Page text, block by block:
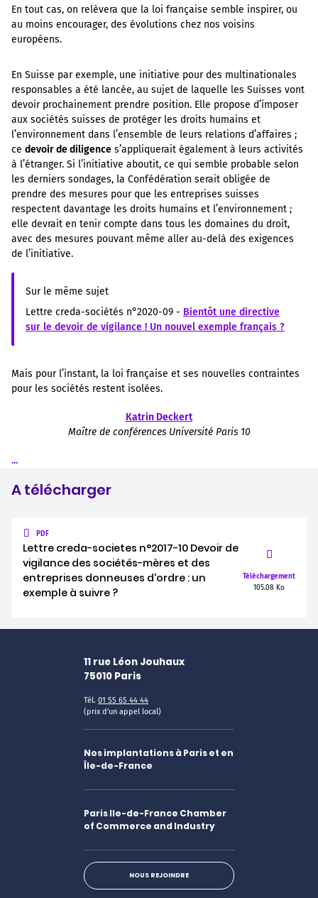
En tout cas, on relèvera que la loi française semble inspirer, ou
au moins encourager, des évolutions chez nos voisins
européens.
En Suisse par exemple, une initiative pour des multinationales
responsables a été lancée, au sujet de laquelle les Suisses vont
devoir prochainement prendre position. Elle propose d’imposer
aux sociétés suisses de protéger les droits humains et
l’environnement dans l’ensemble de leurs relations d’affaires ;
ce devoir de diligence s’appliquerait également à leurs activités
à l’étranger. Si l’initiative aboutit, ce qui semble probable selon
les derniers sondages, la Confédération serait obligée de
prendre des mesures pour que les entreprises suisses
respectent davantage les droits humains et l’environnement ;
elle devrait en tenir compte dans tous les domaines du droit,
avec des mesures pouvant même aller au-delà des exigences
de l’initiative.
Sur le même sujet
Lettre creda-sociétés n°2020-09 - Bientôt une directive
sur le devoir de vigilance ! Un nouvel exemple français ?
Mais pour l’instant, la loi française et ses nouvelles contraintes
pour les sociétés restent isolées.
Katrin Deckert
Maître de conférences Université Paris 10
...
A télécharger
PDF
Lettre creda-societes n°2017-10 Devoir de
vigilance des sociétés-mères et des
entreprises donneuses d'ordre : un
exemple à suivre ?
Téléchargement
105.08 Ko
11 rue Léon Jouhaux
75010 Paris
Tél. 01 55 65 44 44
(prix d'un appel local)
Nos implantations à Paris et en
Île-de-France
Paris Ile-de-France Chamber
of Commerce and Industry
NOUS REJOINDRE